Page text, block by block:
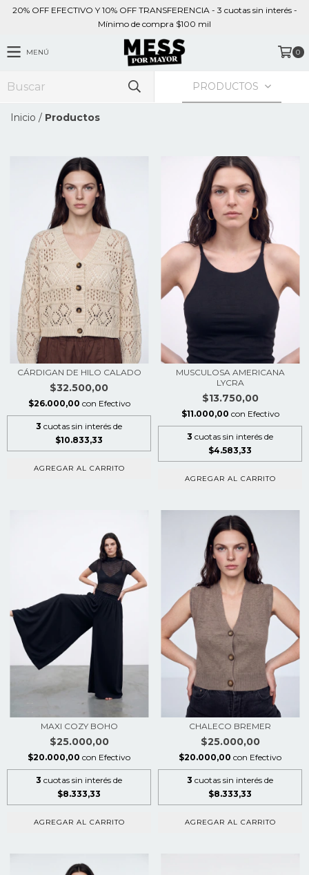
20% OFF EFECTIVO Y 10% OFF TRANSFERENCIA - 3 cuotas sin interés -
Mínimo de compra $100 mil
MENÚ 0
PRODUCTOS
Inicio / Productos
CÁRDIGAN DE HILO CALADO
$32.500,00
$26.000,00 con Efectivo
3 cuotas sin interés de
$10.833,33
AGREGAR AL CARRITO
MUSCULOSA AMERICANA
LYCRA
$13.750,00
$11.000,00 con Efectivo
3 cuotas sin interés de
$4.583,33
AGREGAR AL CARRITO
MAXI COZY BOHO
$25.000,00
$20.000,00 con Efectivo
3 cuotas sin interés de
$8.333,33
AGREGAR AL CARRITO
CHALECO BREMER
$25.000,00
$20.000,00 con Efectivo
3 cuotas sin interés de
$8.333,33
AGREGAR AL CARRITO